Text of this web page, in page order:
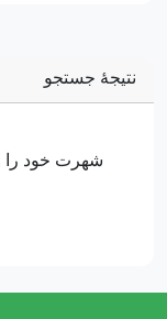
نتیجۀ جستجو
شهرت خود را